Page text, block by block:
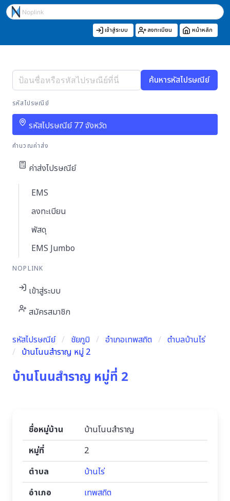
เข้าสู่ระบบ ลงทะเบียน หน้าหลัก
ค้นหารหัสไปรษณีย์
รหัสไปรษณีย์
รหัสไปรษณีย์ 77 จังหวัด
คำนวณค่าส่ง
ค่าส่งไปรษณีย์
EMS
ลงทะเบียน
พัสดุ
EMS Jumbo
NOPLINK
เข้าสู่ระบบ
สมัครสมาชิก
รหัสไปรษณีย์ ชัยภูมิ อำเภอเทพสถิต
ตำบลบ้านไร่
บ้านโนนสำราญ หมู่ 2
บ้านโนนสำราญ หมู่ที่ 2
ชื่อหมู่บ้าน
บ้านโนนสำราญ
หมู่ที่
2
ตำบล
บ้านไร่
อำเภอ
เทพสถิต